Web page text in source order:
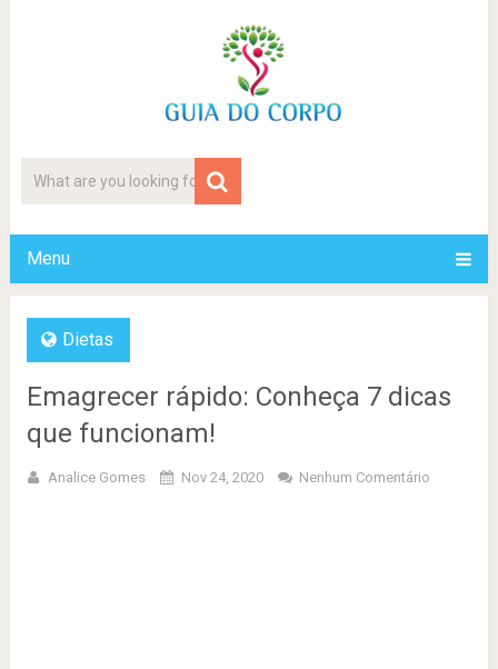
Menu
Dietas
Emagrecer rápido: Conheça 7 dicas
que funcionam!
Analice Gomes Nov 24, 2020 Nenhum Comentário